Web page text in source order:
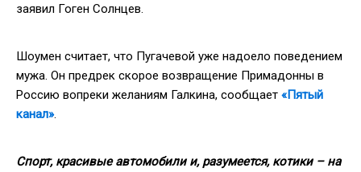
заявил Гоген Солнцев.
Шоумен считает, что Пугачевой уже надоело поведением
мужа. Он предрек скорое возвращение Примадонны в
Россию вопреки желаниям Галкина, сообщает «Пятый
канал».
Спорт, красивые автомобили и, разумеется, котики – на